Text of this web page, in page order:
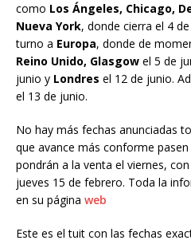
como Los Ángeles, Chicago,
Nueva York, donde cierra el 4
turno a Europa, donde de
Reino Unido, Glasgow el 5 de
junio y Londres el 12 de junio.
el 13 de junio.
No hay más fechas anunciadas
que avance más conforme
pondrán a la venta el viernes,
jueves 15 de febrero. Toda la
en su página web
Este es el tuit con las fechas